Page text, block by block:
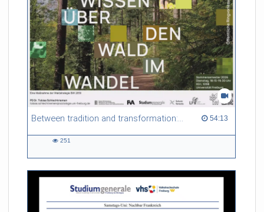
Between tradition and transformation: how owners, advisers and institutions co-create knowledge for resilient forests in Europe 54:13
54:13 duration
251